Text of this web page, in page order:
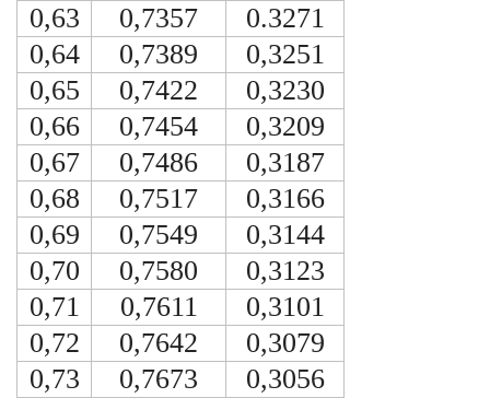
0,63
0,7357
0.3271
0,64
0,7389
0,3251
0,65
0,7422
0,3230
0,66
0,7454
0,3209
0,67
0,7486
0,3187
0,68
0,7517
0,3166
0,69
0,7549
0,3144
0,70
0,7580
0,3123
0,71
0,7611
0,3101
0,72
0,7642
0,3079
0,73
0,7673
0,3056